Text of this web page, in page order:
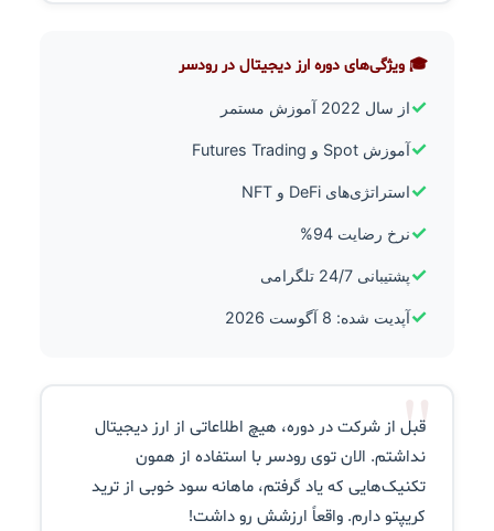
🎓 ویژگی‌های دوره ارز دیجیتال در رودسر
✓از سال 2022 آموزش مستمر
✓آموزش Spot و Futures Trading
✓استراتژی‌های DeFi و NFT
✓نرخ رضایت 94%
✓پشتیبانی 24/7 تلگرامی
✓آپدیت شده: 8 آگوست 2026
"
قبل از شرکت در دوره، هیچ اطلاعاتی از ارز دیجیتال
نداشتم. الان توی رودسر با استفاده از همون
تکنیک‌هایی که یاد گرفتم، ماهانه سود خوبی از ترید
کریپتو دارم. واقعاً ارزشش رو داشت!